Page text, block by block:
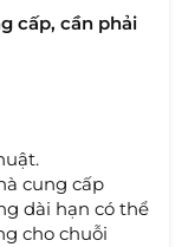
cấp, cần phải
cung cấp
dài hạn có thể
cho chuỗi